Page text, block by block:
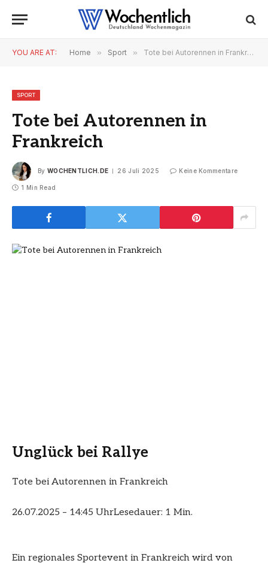
YOU ARE AT: Home » Sport » Tote bei Autorennen in Frankreich
SPORT
Tote bei Autorennen in
Frankreich
By WOCHENTLICH.DE 26 Juli 2025 Keine Kommentare
1 Min Read
Unglück bei Rallye
Tote bei Autorennen in Frankreich
26.07.2025 – 14:45 UhrLesedauer: 1 Min.
Ein regionales Sportevent in Frankreich wird von